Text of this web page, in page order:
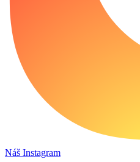
Náš Instagram